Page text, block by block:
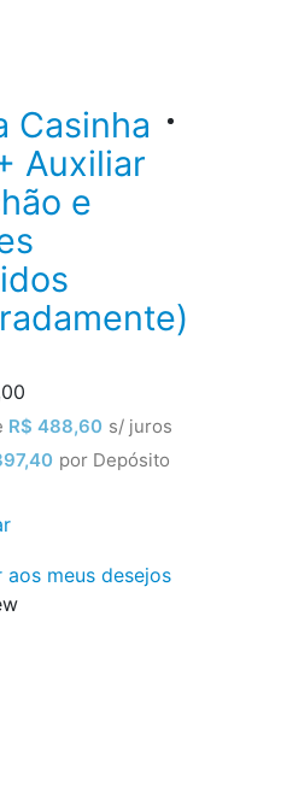
Casinha
Auxiliar
e
R$ 488,60 s/ juros
por Depósito
aos meus desejos